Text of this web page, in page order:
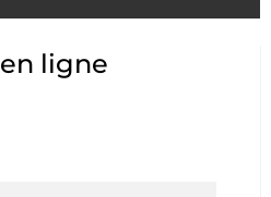
en ligne